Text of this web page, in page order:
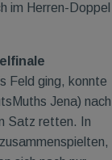
im Herren-Doppel
Feld ging, konnte
Jena) nach
Satz retten. In